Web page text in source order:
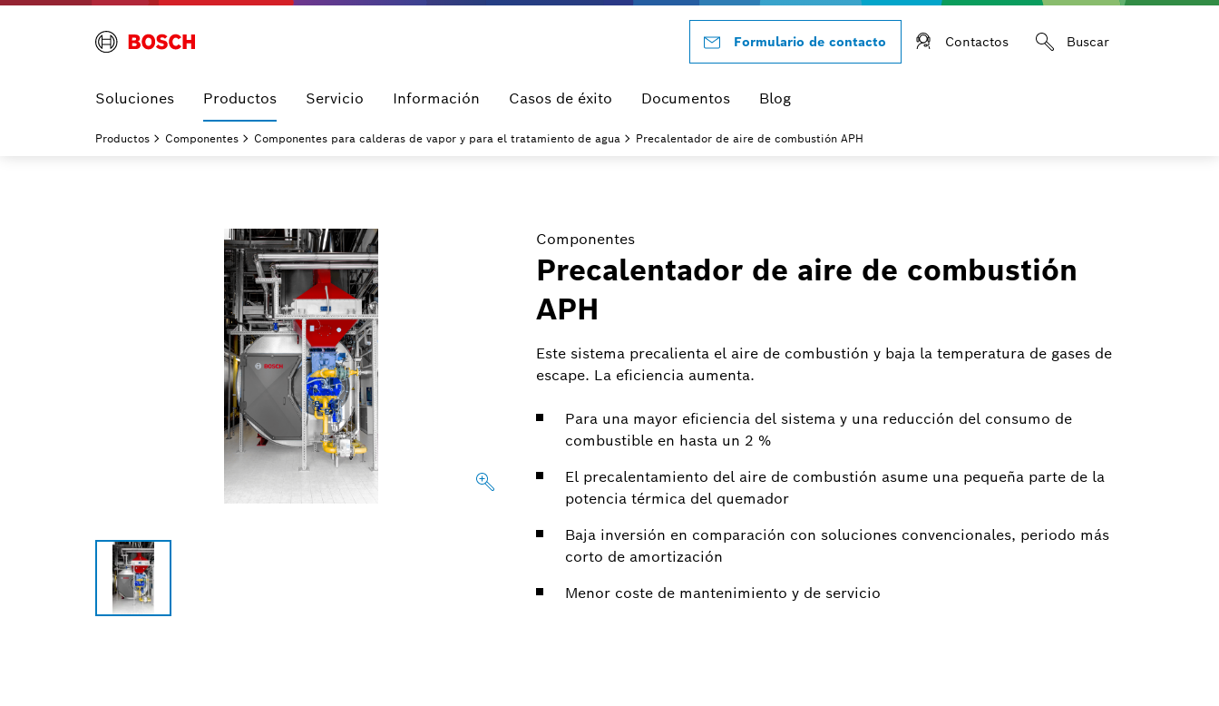
Formulario de contacto Contactos Buscar
Soluciones Productos Servicio Información Casos de éxito Documentos Blog
Productos Componentes Componentes para calderas de vapor y para el tratamiento de agua Precalentador de aire de combustión APH
Componentes
Precalentador de aire de combustión
APH
Este sistema precalienta el aire de combustión y baja la temperatura de gases de
escape. La eficiencia aumenta.
Para una mayor eficiencia del sistema y una reducción del consumo de
combustible en hasta un 2 %
El precalentamiento del aire de combustión asume una pequeña parte de la
potencia térmica del quemador
Baja inversión en comparación con soluciones convencionales, periodo más
corto de amortización
Menor coste de mantenimiento y de servicio